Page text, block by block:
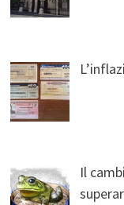
Il